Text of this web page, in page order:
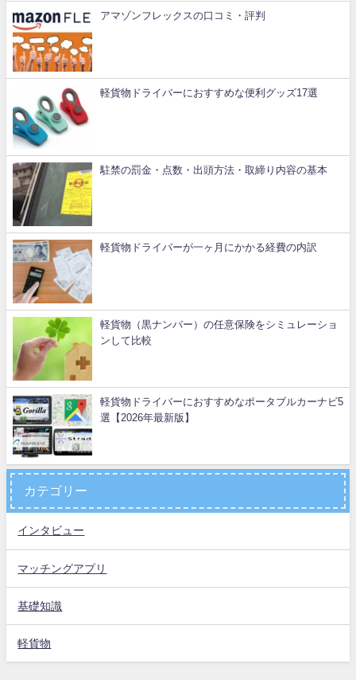
アマゾンフレックスの口コミ・評判
軽貨物ドライバーにおすすめな便利グッズ17選
駐禁の罰金・点数・出頭方法・取締り内容の基本
軽貨物ドライバーが一ヶ月にかかる経費の内訳
軽貨物（黒ナンバー）の任意保険をシミュレーショ
ンして比較
軽貨物ドライバーにおすすめなポータブルカーナビ5
選【2026年最新版】
カテゴリー
インタビュー
マッチングアプリ
基礎知識
軽貨物